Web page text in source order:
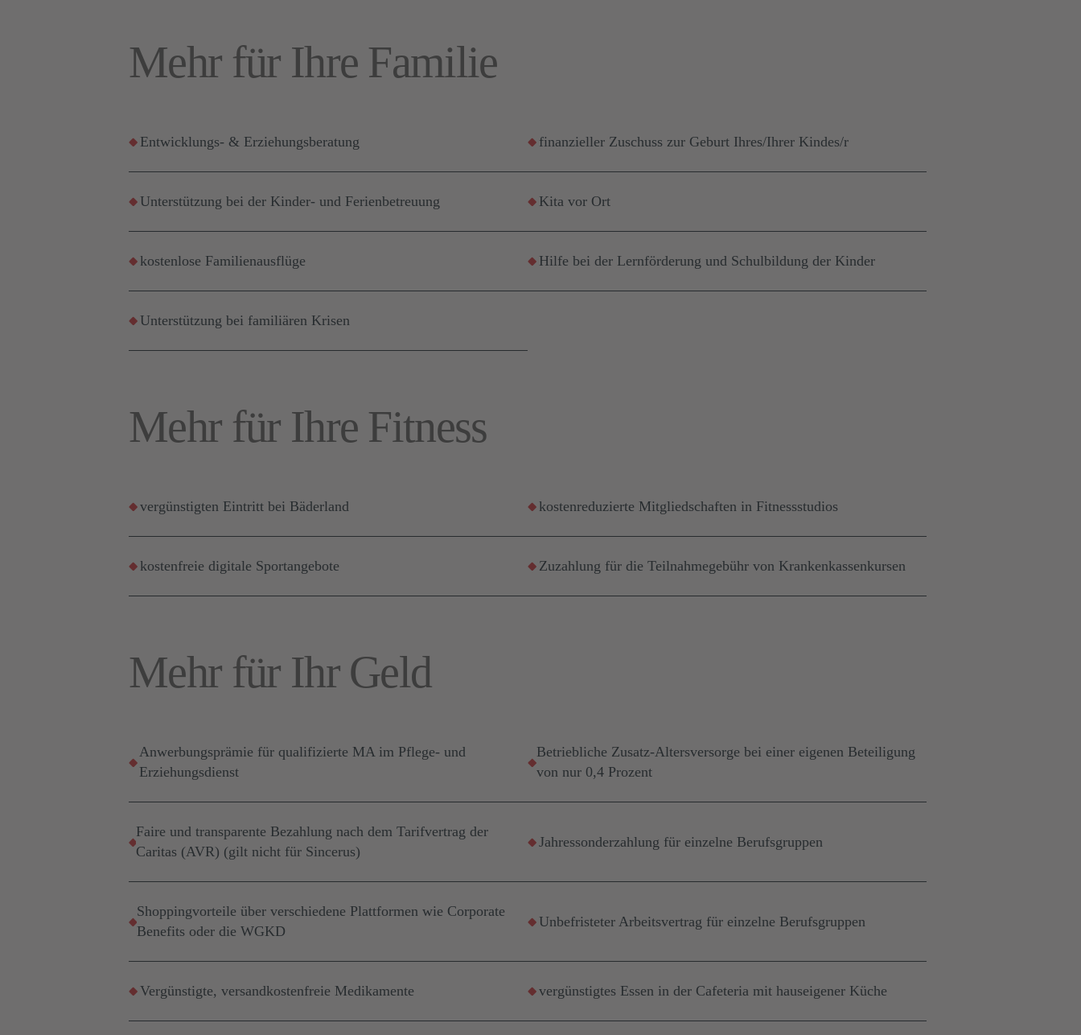
Mehr für Ihre Familie
Entwicklungs- & Erziehungsberatung finanzieller Zuschuss zur Geburt Ihres/Ihrer Kindes/r
Unterstützung bei der Kinder- und Ferienbetreuung Kita vor Ort
kostenlose Familienausflüge Hilfe bei der Lernförderung und Schulbildung der Kinder
Unterstützung bei familiären Krisen
Mehr für Ihre Fitness
vergünstigten Eintritt bei Bäderland kostenreduzierte Mitgliedschaften in Fitnessstudios
kostenfreie digitale Sportangebote Zuzahlung für die Teilnahmegebühr von Krankenkassenkursen
Mehr für Ihr Geld
Anwerbungsprämie für qualifizierte MA im Pflege- und
Erziehungsdienst
Betriebliche Zusatz-Altersversorge bei einer eigenen Beteiligung
von nur 0,4 Prozent
Faire und transparente Bezahlung nach dem Tarifvertrag der
Caritas (AVR) (gilt nicht für Sincerus)
Jahressonderzahlung für einzelne Berufsgruppen
Shoppingvorteile über verschiedene Plattformen wie Corporate
Benefits oder die WGKD
Unbefristeter Arbeitsvertrag für einzelne Berufsgruppen
Vergünstigte, versandkostenfreie Medikamente vergünstigtes Essen in der Cafeteria mit hauseigener Küche